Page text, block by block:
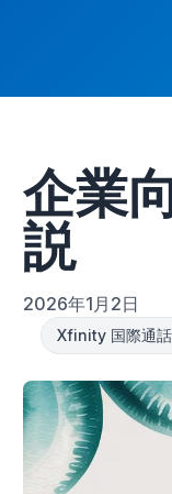
企業
説
2026年1月2日
Xfinity 国際通